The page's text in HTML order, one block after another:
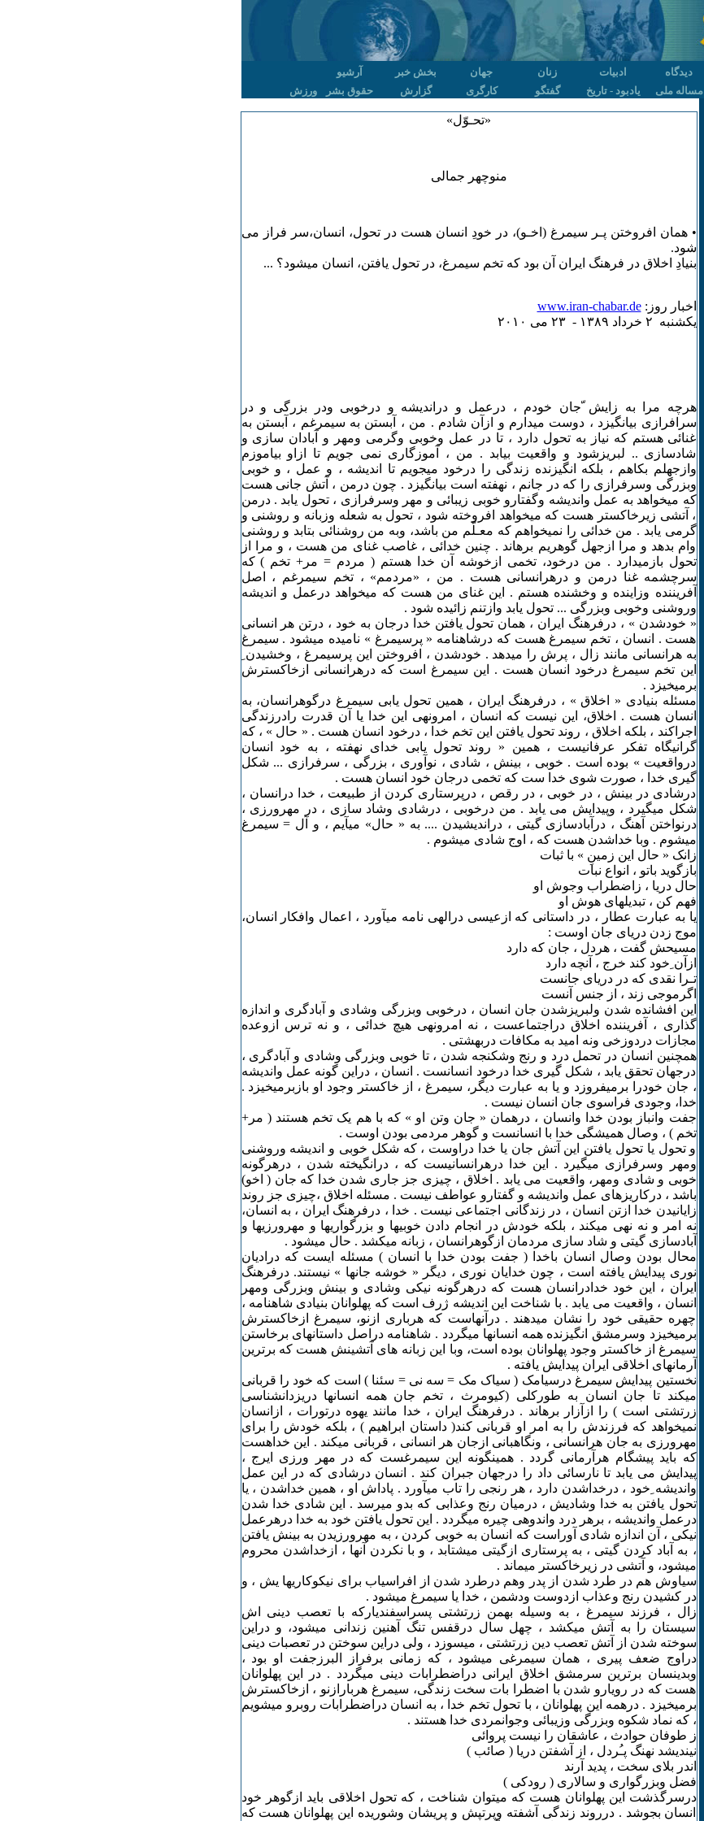
دیدگاه ادبیات زنان جهان بخش خبر
آرشیو
مساله ملی یادبود - تاریخ گفتگو کارگری گزارش حقوق بشر ورزش
«تحـوّل»
منوچهر جمالی
• همان افروختن پـر سیمرغ (اخـو)، در خودِ انسان هست در تحول، انسان،سر فراز می
شود.
بنیادِ اخلاق در فرهنگ ایران آن بود که تخم سیمرغ، در تحول یافتن، انسان میشود؟ ...
اخبار روز:www.iran-chabar.de
يکشنبه ۲ خرداد ۱٣٨۹ - ۲٣ می ۲۰۱۰
هرچه مرا به زایش ّجان خودم ، درعمل و دراندیشه و درخوبی ودر بزرگی و در
سرافرازی بیانگیزد ، دوست میدارم و ازآن شادم . من ، آبستن به سیمرغم ، آبستن به
غنائی هستم که نیاز به تحول دارد ، تا در عمل وخوبی وگرمی ومهر و آبادان سازی و
شادسازی .. لبریزشود و واقعیت بیابد . من ، آموزگاری نمی جویم تا ازاو بیاموزم
وازجهلم بکاهم ، بلکه انگیزنده زندگی را درخود میجویم تا اندیشه ، و عمل ، و خوبی
وبزرگی وسرفرازی را که در جانم ، نهفته است بیانگیزد . چون درمن ، آتش جانی هست
که میخواهد به عمل واندیشه وگفتارو خوبی زیبائی و مهر وسرفرازی ، تحول یابد . درمن
، آتشی زیرخاکستر هست که میخواهد افروخته شود ، تحول به شعله وزبانه و روشنی و
گرمی یابد . من خدائی را نمیخواهم که معـلّم من باشد، وبه من روشنائی بتابد و روشنی
وام بدهد و مرا ازجهل گوهریم برهاند . چنین خدائی ، غاصب غنای من هست ، و مرا از
تحول بازمیدارد . من درخود، تخمی ازخوشه آن خدا هستم ( مردم = مر+ تخم ) که
سرچشمه غنا درمن و درهرانسانی هست . من ، «مردمم» ، تخم سیمرغم ، اصل
آفریننده وزاینده و وخشنده هستم . این غنای من هست که میخواهد درعمل و اندیشه
وروشنی وخوبی وبزرگی ... تحول یابد وازتنم زائیده شود .
« خودشدن » ، درفرهنگ ایران ، همان تحول یافتن خدا درجان به خود ، درتن هر انسانی
هست . انسان ، تخم سیمرغ هست که درشاهنامه « پرسیمرغ » نامیده میشود . سیمرغ
به هرانسانی مانند زال ، پرش را میدهد . خودشدن ، افروختن این پرسیمرغ ، وخشیدن ِ
این تخم سیمرغ درخود انسان هست . این سیمرغ است که درهرانسانی ازخاکسترش
برمیخیزد .
مسئله بنیادی « اخلاق » ، درفرهنگ ایران ، همین تحول یابی سیمرغ درگوهرانسان، به
انسان هست . اخلاق، این نیست که انسان ، امرونهی این خدا یا آن قدرت رادرزندگی
اجراکند ، بلکه اخلاق ، روند تحول یافتن این تخم خدا ، درخود انسان هست . « حال » ، که
گرانیگاه تفکر عرفانیست ، همین « روند تحول یابی خدای نهفته ، به خود انسان
درواقعیت » بوده است . خوبی ، بینش ، شادی ، نوآوری ، بزرگی ، سرفرازی ... شکل
گیری خدا ، صورت شوی خدا ست که تخمی درجان خود انسان هست .
درشادی در بینش ، در خوبی ، در رقص ، درپرستاری کردن از طبیعت ، خدا درانسان ،
شکل میگیرد ، وپیدایش می یابد . من درخوبی ، درشادی وشاد سازی ، در مهرورزی ،
درنواختن آهنگ ، درآبادسازی گیتی ، دراندیشیدن .... به « حال» میآیم ، و آل = سیمرغ
میشوم . وبا خداشدن هست که ، اوج شادی میشوم .
زانک « حال این زمینِ » با ثبات
بازگوید باتو ، انواع نبات
حال دریا ، زاضطراب وجوش او
فهم کن ، تبدیلهای هوش او
یا به عبارت عطار ، در داستانی که ازعیسی درالهی نامه میآورد ، اعمال وافکار انسان،
موج زدن دریای جان اوست :
مسیحش گفت ، هردل ، جان که دارد
ازآن ِخود کند خرج ، آنچه دارد
تـرا نقدی که در دریای جانست
اگرموجی زند ، از جنس آنست
این افشانده شدن ولبریزشدن جان انسان ، درخوبی وبزرگی وشادی و آبادگری و اندازه
گذاری ، آفریننده اخلاق دراجتماعست ، نه امرونهی هیچ خدائی ، و نه ترس ازوعده
مجازات دردوزخی ونه امید به مکافات دربهشتی .
همچنین انسان در تحمل درد و رنج وشکنجه شدن ، تا خوبی وبزرگی وشادی و آبادگری ،
درجهان تحقق یابد ، شکل گیری خدا درخود انسانست . انسان ، دراین گونه عمل واندیشه
، جان خودرا برمیفروزد و یا به عبارت دیگر، سیمرغ ، از خاکستر وجود او بازبرمیخیزد .
خدا، وجودی فراسوی جان انسان نیست .
جفت وانباز بودن خدا وانسان ، درهمان « جان وتن او » که با هم یک تخم هستند ( مر+
تخم ) ، وصال همیشگی خدا با انسانست و گوهر مردمی بودن اوست .
و تحول یا تحول یافتن این آتش جان یا خدا دراوست ، که شکل خوبی و اندیشه وروشنی
ومهر وسرفرازی میگیرد . این خدا درهرانسانیست که ، درانگیخته شدن ، درهرگونه
خوبی و شادی ومهر، واقعیت می یابد . اخلاق ، چیزی جز جاری شدن خدا که جان ( اخو)
باشد ، درکاریزهای عمل واندیشه و گفتارو عواطف نیست . مسئله اخلاق ،چیزی جز روند
زایانیدن خدا ازتن انسان ، در زندگانی اجتماعی نیست . خدا ، درفرهنگ ایران ، به انسان،
نه امر و نه نهی میکند ، بلکه خودش در انجام دادن خوبیها و بزرگواریها و مهرورزیها و
آبادسازی گیتی و شاد سازی مردمان ازگوهرانسان ، زبانه میکشد . حال میشود .
محال بودن وصال انسان باخدا ( جفت بودن خدا با انسان ) مسئله ایست که درادیان
نوری پیدایش یافته است ، چون خدایان نوری ، دیگر « خوشه جانها » نیستند. درفرهنگ
ایران ، این خود خدادرانسان هست که درهرگونه نیکی وشادی و بینش وبزرگی ومهر
انسان ، واقعیت می یابد . با شناخت این اندیشه ژرف است که پهلوانان بنیادی شاهنامه ،
چهره حقیقی خود را نشان میدهند . درآنهاست که هرباری ازنو، سیمرغ ازخاکسترش
برمیخیزد وسرمشق انگیزنده همه انسانها میگردد . شاهنامه دراصل داستانهای برخاستن
سیمرغ از خاکستر وجود پهلوانان بوده است، وبا این زبانه های آتشینش هست که برترین
آرمانهای اخلاقی ایران پیدایش یافته .
نخستین پیدایش سیمرغ درسیامک ( سیاک مک = سه نی = سئنا ) است که خود را قربانی
میکند تا جان انسان به طورکلی (کیومرث ، تخم جان همه انسانها دریزدانشناسی
زرتشتی است ) را ازآزار برهاند . درفرهنگ ایران ، خدا مانند یهوه درتورات ، ازانسان
نمیخواهد که فرزندش را به امر او قربانی کند( داستان ابراهیم ) ، بلکه خودش را برای
مهرورزی به جان هرانسانی ، ونگاهبانی ازجان هر انسانی ، قربانی میکند . این خداهست
که باید پیشگام هرآرمانی گردد . همینگونه این سیمرغست که در مهر ورزی ایرج ،
پیدایش می یابد تا نارسائی داد را درجهان جبران کند . انسان درشادی که در این عمل
واندیشه ِخود ، درخداشدن دارد ، هر رنجی را تاب میآورد . پاداش او ، همین خداشدن ، یا
تحول یافتن به خدا وشادیش ، درمیان رنج وعذابی که بدو میرسد . این شادی خدا شدن
درعمل واندیشه ، برهر درد واندوهی چیره میگردد . این تحول یافتن خود به خدا درهرعمل
نیکی ، آن اندازه شادی آوراست که انسان به خوبی کردن ، به مهرورزیدن به بینش یافتن
، به آباد کردن گیتی ، به پرستاری ازگیتی میشتابد ، و با نکردن آنها ، ازخداشدن محروم
میشود، و آتشی در زیرخاکستر میماند .
سیاوش هم در طرد شدن از پدر وهم درطرد شدن از افراسیاب برای نیکوکاریها یش ، و
در کشیدن رنج وعذاب ازدوست ودشمن ، خدا یا سیمرغ میشود .
زال ، فرزند سیمرغ ، به وسیله بهمن زرتشتی پسراسفندیارکه با تعصب دینی اش
سیستان را به آتش میکشد ، چهل سال درقفس تنگ آهنین زندانی میشود، و دراین
سوخته شدن از آتش تعصب دین زرتشتی ، میسوزد ، ولی دراین سوختن در تعصبات دینی
دراوج ضعف پیری ، همان سیمرغی میشود ، که زمانی برفراز البرزجفت او بود ،
وبدینسان برترین سرمشق اخلاق ایرانی دراضطرابات دینی میگردد . در این پهلوانان
هست که در رویارو شدن با اضطرا بات سخت زندگی، سیمرغ هربارازنو ، ازخاکسترش
برمیخیزد . درهمه این پهلوانان ، با تحول تخم خدا ، به انسان دراضطرابات روبرو میشویم
، که نماد شکوه وبزرگی وزیبائی وجوانمردی خدا هستند .
ز طوفان حوادث ، عاشقان را نیست پروائی
نیندیشد نهنگ پـُردل ، از آشفتن دریا ( صائب )
اندر بلای سخت ، پدید آرند
فضل وبزرگواری و سالاری ( رودکی )
درسرگذشت این پهلوانان هست که میتوان شناخت ، که تحول اخلاقی باید ازگوهر خود
انسان بجوشد . درروند زندگی آشفته وپرتپش و پریشان وشوریده این پهلوانان هست که